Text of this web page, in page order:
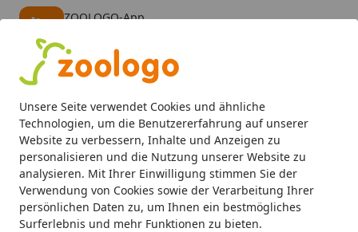
Unsere Seite verwendet Cookies und ähnliche
Technologien, um die Benutzererfahrung auf unserer
Website zu verbessern, Inhalte und Anzeigen zu
personalisieren und die Nutzung unserer Website zu
analysieren. Mit Ihrer Einwilligung stimmen Sie der
Verwendung von Cookies sowie der Verarbeitung Ihrer
persönlichen Daten zu, um Ihnen ein bestmögliches
Surferlebnis und mehr Funktionen zu bieten.
ZOOLOGO-App
Alle Produkte
Mein Konto
Suchen